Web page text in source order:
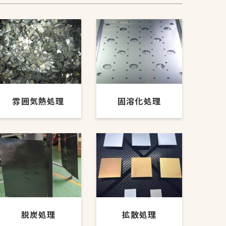
雰囲気熱処理 固溶化処理
脱炭処理 拡散処理